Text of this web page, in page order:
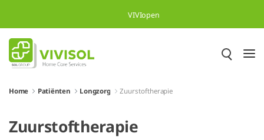
VIVIopen
Home Patiënten Longzorg Zuurstoftherapie
Zuurstoftherapie